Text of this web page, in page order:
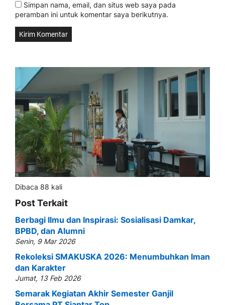
Simpan nama, email, dan situs web saya pada
peramban ini untuk komentar saya berikutnya.
Dibaca 88 kali
Post Terkait
Berbagi Ilmu dan Inspirasi: Sosialisasi Damkar,
BPBD, dan Alumni
Senin, 9 Mar 2026
Rekoleksi SMAKUSKA 2026: Menumbuhkan Iman
dan Karakter
Jumat, 13 Feb 2026
Semarak Kegiatan Akhir Semester Ganjil